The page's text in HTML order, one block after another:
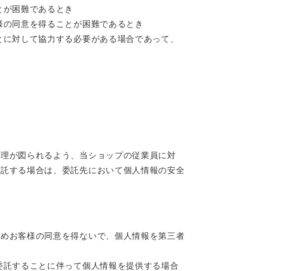
困難であるとき
同意を得ることが困難であるとき
対して協力する必要がある場合であって、
が図られるよう、当ショップの従業員に対
する場合は、委託先において個人情報の安全
お客様の同意を得ないで、個人情報を第三者
することに伴って個人情報を提供する場合